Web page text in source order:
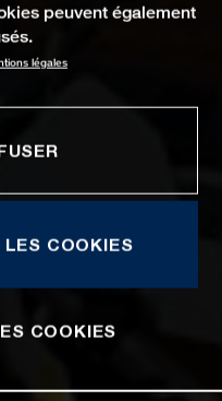
peuvent également
légales
COOKIES
COOKIES